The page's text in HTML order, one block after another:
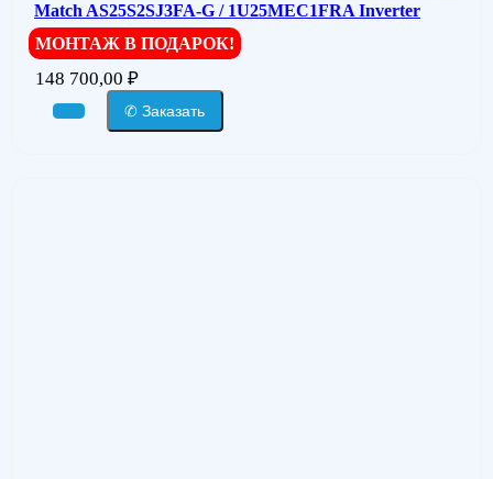
Match AS25S2SJ3FA-G / 1U25MEC1FRA Inverter
МОНТАЖ В ПОДАРОК!
148 700,00 ₽
✆ Заказать